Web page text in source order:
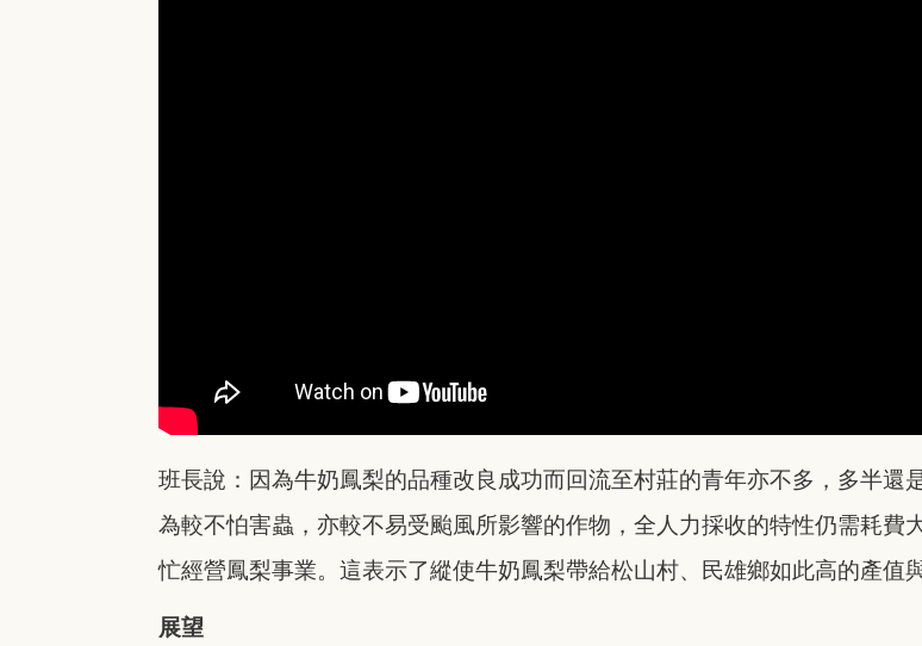
班長說：因為牛奶鳳梨的品種改良成功而回流至村莊的青年亦不多，多半還
為較不怕害蟲，亦較不易受颱風所影響的作物，全人力採收的特性仍需耗
忙經營鳳梨事業。這表示了縱使牛奶鳳梨帶給松山村、民雄鄉如此高的產值
展望